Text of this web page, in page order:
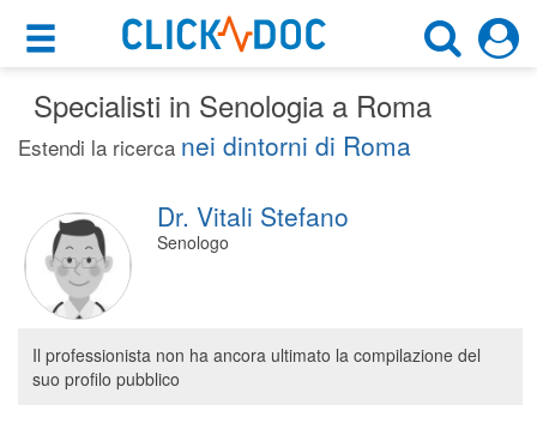
×
Motore di ricerca
×
Cerca uno specialista
Roma (RM)
Cosa possiamo offrirti
Prenota una visita
Ricerca specialisti
Consulti online
(su medicitalia.it)
Specialisti in Senologia a Roma
Estendi la ricerca nei dintorni di Roma
Dr. Vitali Stefano
Senologo
Il professionista non ha ancora ultimato la compilazione del
suo profilo pubblico